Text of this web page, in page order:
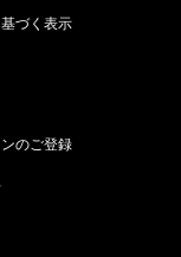
づく表示
のご登録